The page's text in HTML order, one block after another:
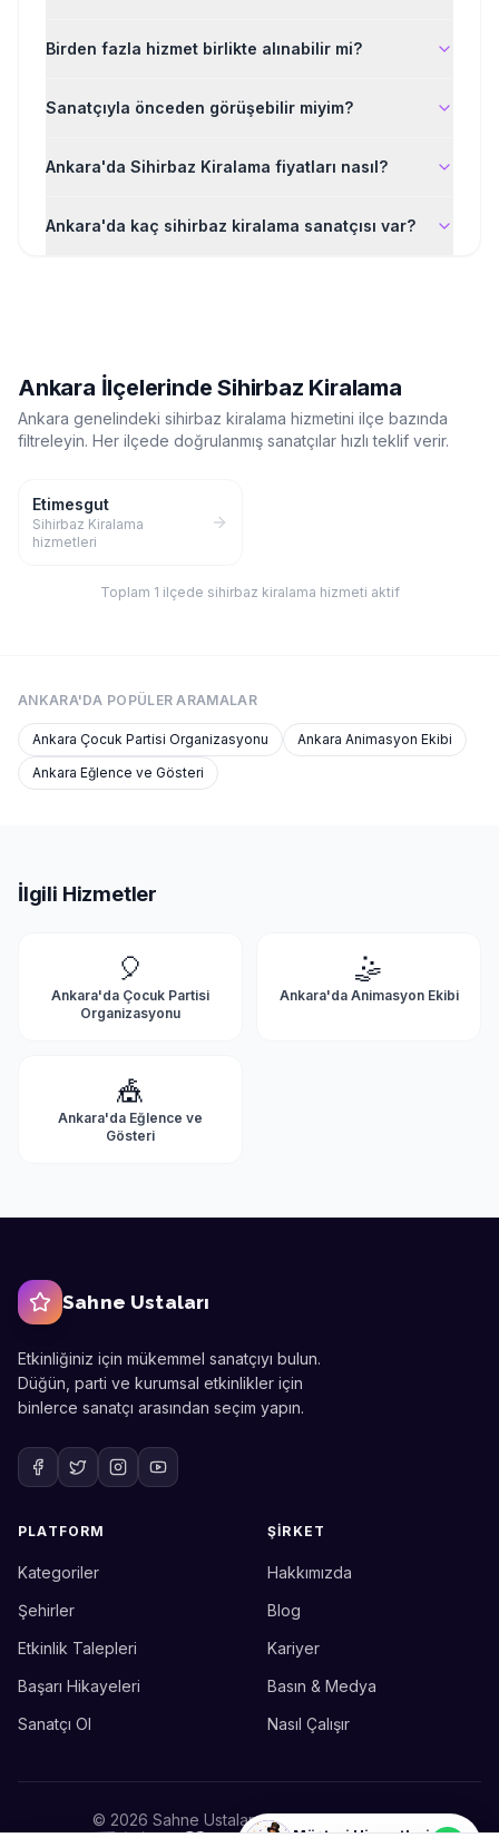
Birden fazla hizmet birlikte alınabilir mi?
Sanatçıyla önceden görüşebilir miyim?
Ankara'da Sihirbaz Kiralama fiyatları nasıl?
Ankara'da kaç sihirbaz kiralama sanatçısı var?
Ankara İlçelerindeSihirbaz Kiralama
Ankara genelindeki sihirbaz kiralama hizmetini ilçe bazında
filtreleyin. Her ilçede doğrulanmış sanatçılar hızlı teklif verir.
Etimesgut
Sihirbaz Kiralama
hizmetleri
Toplam 1 ilçede sihirbaz kiralama hizmeti aktif
ANKARA'DA POPÜLER ARAMALAR
Ankara Çocuk Partisi Organizasyonu Ankara Animasyon Ekibi
Ankara Eğlence ve Gösteri
İlgili Hizmetler
🎈
Ankara'da Çocuk Partisi
Organizasyonu
🤹
Ankara'da Animasyon Ekibi
🎪
Ankara'da Eğlence ve
Gösteri
Sahne Ustaları
Etkinliğiniz için mükemmel sanatçıyı bulun.
Düğün, parti ve kurumsal etkinlikler için
binlerce sanatçı arasından seçim yapın.
PLATFORM
Kategoriler
Şehirler
Etkinlik Talepleri
Başarı Hikayeleri
Sanatçı Ol
ŞIRKET
Hakkımızda
Blog
Kariyer
Basın & Medya
Nasıl Çalışır
© 2026 Sahne Ustaları. Tüm hakları saklıdır.
Etkinlik uzmanınız
Merhaba! Size nasıl yardımcı
bize ulaşabilirsiniz.
Merhaba! Bilgi almak istiyorum.
Müşteri Hizmetleri